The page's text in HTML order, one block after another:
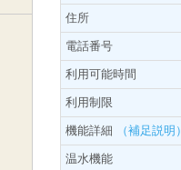
住所
電話番号
利用可能時間
利用制限
機能詳細
（補足説明）
温水機能